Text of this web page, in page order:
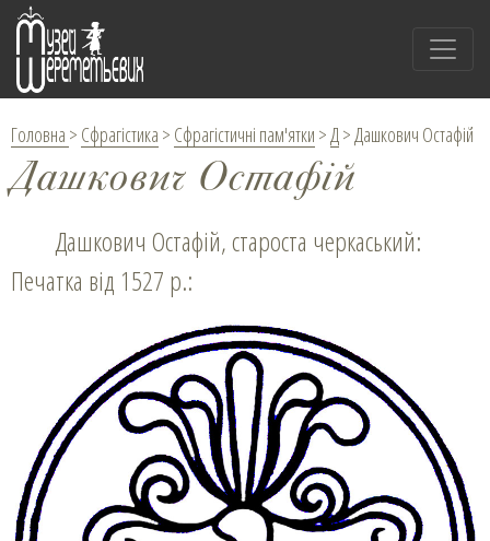
Головна > Сфрагістика > Сфрагістичні пам'ятки >Д>Дашкович Остафій
Дашкович Остафій
Дашкович Остафій, староста черкаський:
Печатка від 1527 р.: